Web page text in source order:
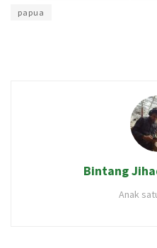
papua
Bintang
Anak